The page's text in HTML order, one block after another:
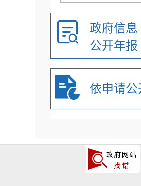
政府信息
公开年报
依申请公